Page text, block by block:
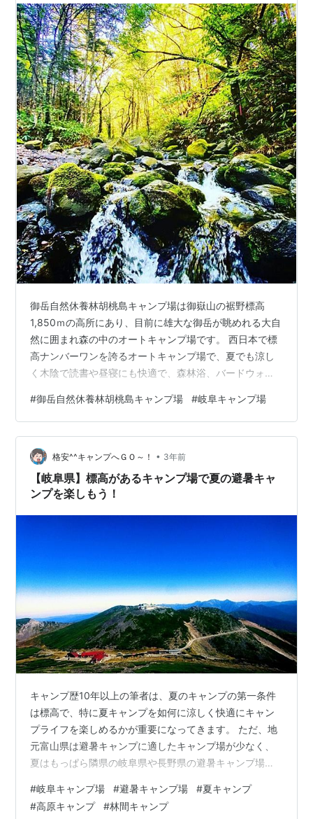
御岳自然休養林胡桃島キャンプ場は御嶽山の裾野標高
1,850ｍの高所にあり、目前に雄大な御岳が眺めれる大自
然に囲まれ森の中のオートキャンプ場です。 西日本で標
高ナンバーワンを誇るオートキャンプ場で、夏でも涼し
く木陰で読書や昼寝にも快適で、森林浴、バードウォッ
休養林胡桃島キャンプ場 御岳自然休養林胡桃島キャンプ
場【基本情報】 御岳自然休養林胡桃島キャンプ場【サイ
ト状況】 御岳自然休養林胡桃島キャンプ場【利用料金】
御岳自然休養林胡桃島キャンプ場【設備】 避難小屋 炊事
場 キャンプ場奥の炊事場 バイオトイレ 汲み取り式トイ
レ 管理棟 ランドリースペ…
#御岳自然休養林胡桃島キャンプ場 #岐阜キャンプ場
格安^^キャンプへＧＯ～！ • 3年前
【岐阜県】標高があるキャンプ場で夏の避暑キャ
ンプを楽しもう！
キャンプ歴10年以上の筆者は、夏のキャンプの第一条件
は標高で、特に夏キャンプを如何に涼しく快適にキャン
プライフを楽しめるかが重要になってきます。 ただ、地
元富山県は避暑キャンプに適したキャンプ場が少なく、
夏はもっぱら隣県の岐阜県や長野県の避暑キャンプ場に
プ！ 岐阜県の標高が高く涼しいキャンプ場ベスト5！
【第5位】日和田高原ロッジ・キャンプ場（標高1,375
#岐阜キャンプ場 #避暑キャンプ場 #夏キャンプ
#高原キャンプ #林間キャンプ